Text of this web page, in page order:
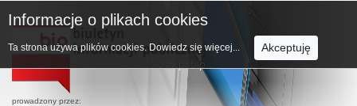
prowadzony przez:
Informacje o plikach cookies
Ta strona używa plików cookies. Dowiedz się więcej... Akceptuję